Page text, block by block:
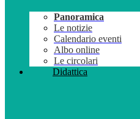
Panoramica
Le notizie
Calendario eventi
Albo online
Le circolari
Didattica